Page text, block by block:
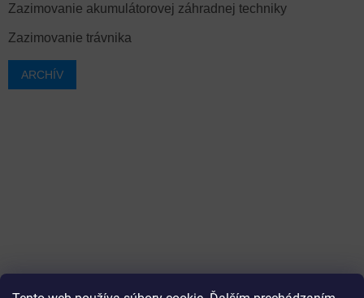
Zazimovanie akumulátorovej záhradnej techniky
Zazimovanie trávnika
ARCHÍV